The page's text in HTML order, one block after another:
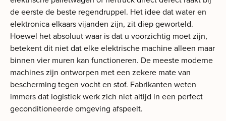
de eerste de beste regendruppel. Het idee dat water en
elektronica elkaars vijanden zijn, zit diep geworteld.
Hoewel het absoluut waar is dat u voorzichtig moet zijn,
betekent dit niet dat elke elektrische machine alleen maar
binnen vier muren kan functioneren. De meeste moderne
machines zijn ontworpen met een zekere mate van
bescherming tegen vocht en stof. Fabrikanten weten
immers dat logistiek werk zich niet altijd in een perfect
geconditioneerde omgeving afspeelt.